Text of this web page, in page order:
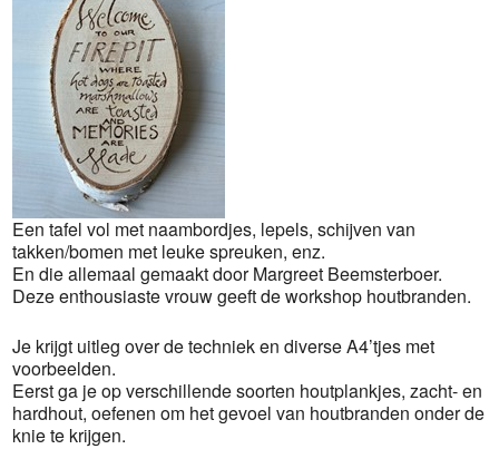
Een tafel vol met naambordjes, lepels, schijven van
takken/bomen met leuke spreuken, enz.
En die allemaal gemaakt door Margreet Beemsterboer.
Deze enthousiaste vrouw geeft de workshop houtbranden.
Je krijgt uitleg over de techniek en diverse A4’tjes met
voorbeelden.
Eerst ga je op verschillende soorten houtplankjes, zacht- en
hardhout, oefenen om het gevoel van houtbranden onder de
knie te krijgen.